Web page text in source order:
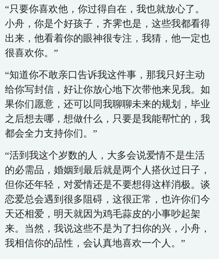
“只要你喜欢他，你过得自在，我也就放心了。
小舟，你是个好孩子，齐霁也是，这些我都看得
出来，他看着你的眼神很专注，我猜，他一定也
很喜欢你。”
“知道你不敢亲口告诉我这件事，那我只好主动
给你写封信，好让你放心地下次带他来见我。如
果你们愿意，还可以同我聊聊未来的规划，毕业
之后想去哪，想做什么，只要是我能帮忙的，我
都会全力支持你们。”
“活到我这个岁数的人，大多会说爱情不是生活
的必需品，婚姻到最后就是两个人搭伙过日子，
但你还年轻，对爱情还是不要想得这样消极。谈
恋爱总会遇到很多阻碍，这很正常，也许你们今
天还相爱，明天就因为鸡毛蒜皮的小事吵起架
来。当然，我说这些不是为了扫你的兴，小舟，
我相信你的品性，会认真地喜欢一个人。”